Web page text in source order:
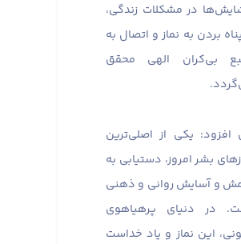
در مشکلات زندگی،
بردن به نماز و اتصال به
بی‌کران الهی محقق
افزود: یکی از اصلی‌ترین
بشر امروز، دستیابی به
و آسایش روانی و ذهنی
در دنیای پرهیاهوی
این نماز و یاد خداست